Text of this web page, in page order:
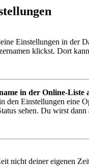
Einstellungen in der
klickst. Dort
in der Online-Liste
den Einstellungen eine
sehen. Du wirst dann
nicht deiner eigenen